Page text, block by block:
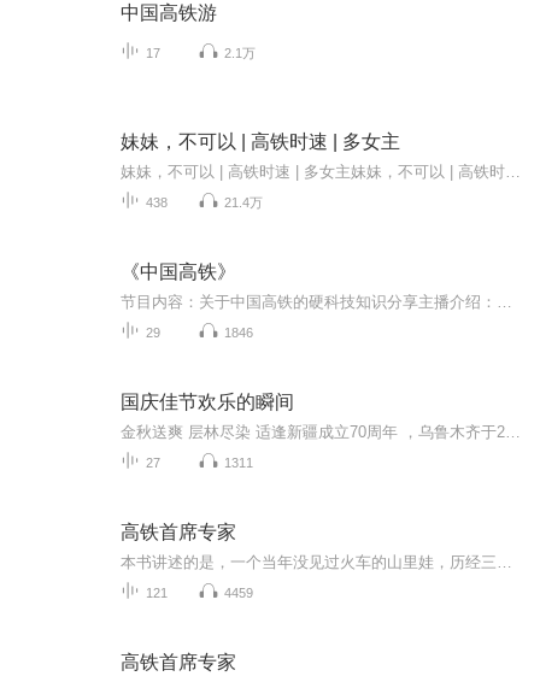
中国高铁游
17 2.1万
妹妹，不可以 | 高铁时速 | 多女主
438 21.4万
《中国高铁》
29 1846
国庆佳节欢乐的瞬间
27 1311
高铁首席专家
121 4459
高铁首席专家